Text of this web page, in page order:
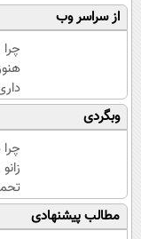
از سراسر وب
چرا
با
راه
راه
جلو
وبگردی
زانو
مطالب پیشنهادی